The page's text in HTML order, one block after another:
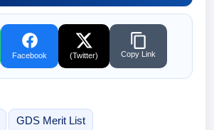
Facebook (Twitter) Copy Link
GDS Merit List